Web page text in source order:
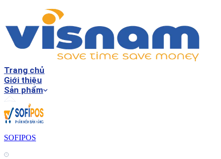
Trang chủ
Giới thiệu
Sản phẩm
SOFIPOS